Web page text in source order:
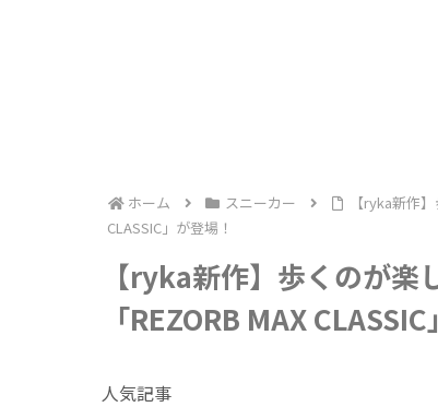
ホーム スニーカー
【ryka新作
CLASSIC」が登場！
【ryka新作】歩くのが
「REZORB MAX
人気記事